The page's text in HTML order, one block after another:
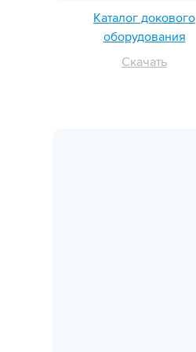
Каталог докового
оборудования
Скачать